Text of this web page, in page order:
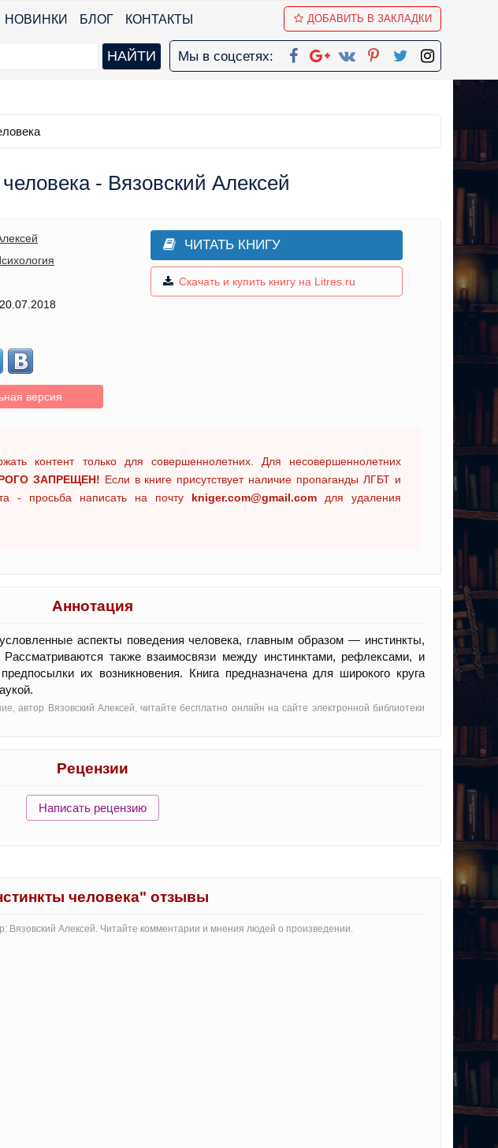
НОВИНКИ БЛОГ КОНТАКТЫ ДОБАВИТЬ В ЗАКЛАДКИ
Мы в соцсетях:
- Вязовский Алексей
20.07.2018
версия
ЧИТАТЬ КНИГУ
Скачать и купить книгу на Litres.ru
контент только для совершеннолетних. Для несовершеннолетних
ЗАПРЕЩЕН! Если в книге присутствует наличие пропаганды ЛГБТ и
- просьба написать на почту kniger.com@gmail.com для удаления
Аннотация
аспекты поведения человека, главным образом — инстинкты,
также взаимосвязи между инстинктами, рефлексами, и
их возникновения. Книга предназначена для широкого круга
автор Вязовский Алексей, читайте бесплатно онлайн на сайте электронной библиотеки
Рецензии
Написать рецензию
человека" отзывы
Вязовский Алексей. Читайте комментарии и мнения людей о произведении.